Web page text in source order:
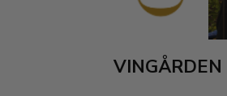
VINGÅRDEN